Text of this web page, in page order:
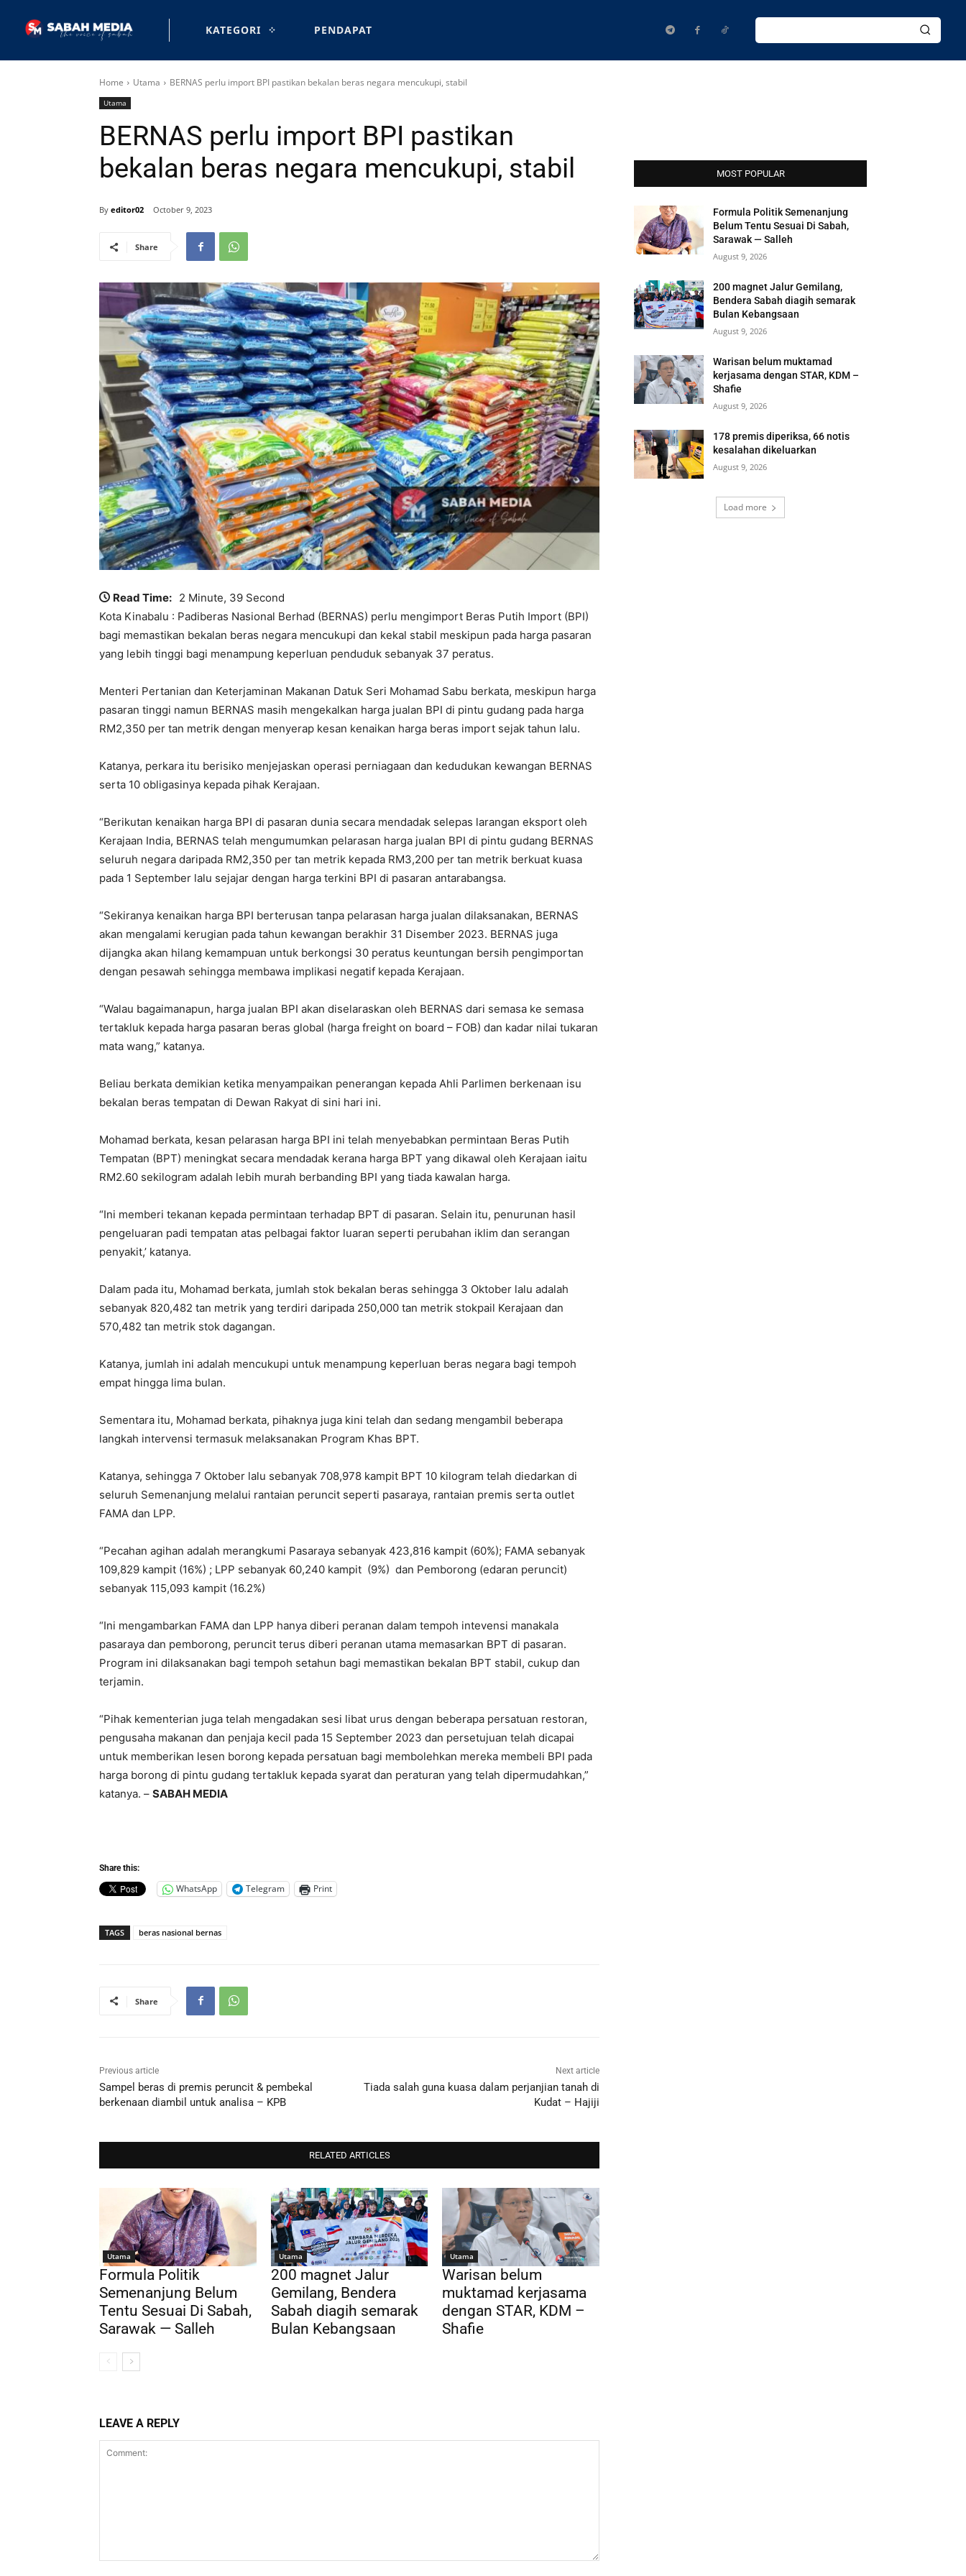
KATEGORI PENDAPAT
Home Utama BERNAS perlu import BPI pastikan bekalan beras negara mencukupi, stabil
Utama
BERNAS perlu import BPI pastikan
bekalan beras negara mencukupi, stabil
By editor02 October 9, 2023
Share
Read Time: 2 Minute, 39 Second
Kota Kinabalu : Padiberas Nasional Berhad (BERNAS) perlu mengimport Beras Putih Import (BPI)
bagi memastikan bekalan beras negara mencukupi dan kekal stabil meskipun pada harga pasaran
yang lebih tinggi bagi menampung keperluan penduduk sebanyak 37 peratus.
Menteri Pertanian dan Keterjaminan Makanan Datuk Seri Mohamad Sabu berkata, meskipun harga
pasaran tinggi namun BERNAS masih mengekalkan harga jualan BPI di pintu gudang pada harga
RM2,350 per tan metrik dengan menyerap kesan kenaikan harga beras import sejak tahun lalu.
Katanya, perkara itu berisiko menjejaskan operasi perniagaan dan kedudukan kewangan BERNAS
serta 10 obligasinya kepada pihak Kerajaan.
“Berikutan kenaikan harga BPI di pasaran dunia secara mendadak selepas larangan eksport oleh
Kerajaan India, BERNAS telah mengumumkan pelarasan harga jualan BPI di pintu gudang BERNAS
seluruh negara daripada RM2,350 per tan metrik kepada RM3,200 per tan metrik berkuat kuasa
pada 1 September lalu sejajar dengan harga terkini BPI di pasaran antarabangsa.
“Sekiranya kenaikan harga BPI berterusan tanpa pelarasan harga jualan dilaksanakan, BERNAS
akan mengalami kerugian pada tahun kewangan berakhir 31 Disember 2023. BERNAS juga
dijangka akan hilang kemampuan untuk berkongsi 30 peratus keuntungan bersih pengimportan
dengan pesawah sehingga membawa implikasi negatif kepada Kerajaan.
“Walau bagaimanapun, harga jualan BPI akan diselaraskan oleh BERNAS dari semasa ke semasa
tertakluk kepada harga pasaran beras global (harga freight on board – FOB) dan kadar nilai tukaran
mata wang,” katanya.
Beliau berkata demikian ketika menyampaikan penerangan kepada Ahli Parlimen berkenaan isu
bekalan beras tempatan di Dewan Rakyat di sini hari ini.
Mohamad berkata, kesan pelarasan harga BPI ini telah menyebabkan permintaan Beras Putih
Tempatan (BPT) meningkat secara mendadak kerana harga BPT yang dikawal oleh Kerajaan iaitu
RM2.60 sekilogram adalah lebih murah berbanding BPI yang tiada kawalan harga.
“Ini memberi tekanan kepada permintaan terhadap BPT di pasaran. Selain itu, penurunan hasil
pengeluaran padi tempatan atas pelbagai faktor luaran seperti perubahan iklim dan serangan
penyakit,’ katanya.
Dalam pada itu, Mohamad berkata, jumlah stok bekalan beras sehingga 3 Oktober lalu adalah
sebanyak 820,482 tan metrik yang terdiri daripada 250,000 tan metrik stokpail Kerajaan dan
570,482 tan metrik stok dagangan.
Katanya, jumlah ini adalah mencukupi untuk menampung keperluan beras negara bagi tempoh
empat hingga lima bulan.
Sementara itu, Mohamad berkata, pihaknya juga kini telah dan sedang mengambil beberapa
langkah intervensi termasuk melaksanakan Program Khas BPT.
Katanya, sehingga 7 Oktober lalu sebanyak 708,978 kampit BPT 10 kilogram telah diedarkan di
seluruh Semenanjung melalui rantaian peruncit seperti pasaraya, rantaian premis serta outlet
FAMA dan LPP.
“Pecahan agihan adalah merangkumi Pasaraya sebanyak 423,816 kampit (60%); FAMA sebanyak
109,829 kampit (16%) ; LPP sebanyak 60,240 kampit (9%) dan Pemborong (edaran peruncit)
sebanyak 115,093 kampit (16.2%)
“Ini mengambarkan FAMA dan LPP hanya diberi peranan dalam tempoh intevensi manakala
pasaraya dan pemborong, peruncit terus diberi peranan utama memasarkan BPT di pasaran.
Program ini dilaksanakan bagi tempoh setahun bagi memastikan bekalan BPT stabil, cukup dan
terjamin.
“Pihak kementerian juga telah mengadakan sesi libat urus dengan beberapa persatuan restoran,
pengusaha makanan dan penjaja kecil pada 15 September 2023 dan persetujuan telah dicapai
untuk memberikan lesen borong kepada persatuan bagi membolehkan mereka membeli BPI pada
harga borong di pintu gudang tertakluk kepada syarat dan peraturan yang telah dipermudahkan,”
katanya. – SABAH MEDIA
Share this:
WhatsApp Telegram Print
TAGS beras nasional bernas
Share
Previous article
Sampel beras di premis peruncit & pembekal
berkenaan diambil untuk analisa – KPB
Next article
Tiada salah guna kuasa dalam perjanjian tanah di
Kudat – Hajiji
RELATED ARTICLES
Utama
Formula Politik
Semenanjung Belum
Tentu Sesuai Di Sabah,
Sarawak — Salleh
Utama
200 magnet Jalur
Gemilang, Bendera
Sabah diagih semarak
Bulan Kebangsaan
Utama
Warisan belum
muktamad kerjasama
dengan STAR, KDM –
Shafie
LEAVE A REPLY
MOST POPULAR
Formula Politik Semenanjung
Belum Tentu Sesuai Di Sabah,
Sarawak — Salleh
August 9, 2026
200 magnet Jalur Gemilang,
Bendera Sabah diagih semarak
Bulan Kebangsaan
August 9, 2026
Warisan belum muktamad
kerjasama dengan STAR, KDM –
Shafie
August 9, 2026
178 premis diperiksa, 66 notis
kesalahan dikeluarkan
August 9, 2026
Load more